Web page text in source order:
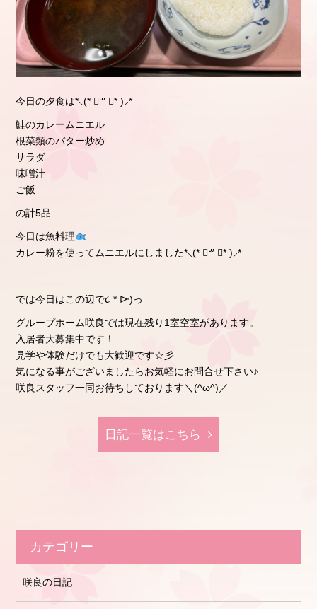
今日の夕食は*⸜(* ॑꒳ ॑* )⸝*
鮭のカレームニエル
根菜類のバター炒め
サラダ
味噌汁
ご飯
の計5品
今日は魚料理
カレー粉を使ってムニエルにしました*⸜(* ॑꒳ ॑* )⸝*
では今日はこの辺で૮ * ᐕ)っ
グループホーム咲良では現在残り1室空室があります。
入居者大募集中です！
見学や体験だけでも大歓迎です☆彡
気になる事がございましたらお気軽にお問合せ下さい♪
咲良スタッフ一同お待ちしております＼(^ω^)／
日記⼀覧はこちら
カテゴリー
咲良の日記